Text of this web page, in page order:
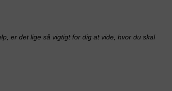
er det lige så vigtigt for dig at vide, hvor du skal